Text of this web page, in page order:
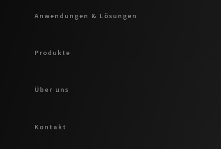
Anwendungen & Lösungen
Produkte
Über uns
Kontakt